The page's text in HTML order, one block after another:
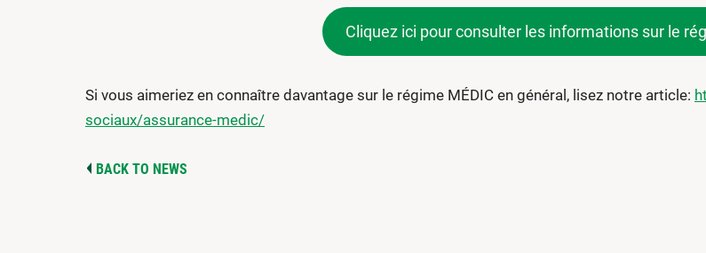
Cliquez ici pour consulter les informations sur le
Si vous aimeriez en connaître davantage sur le régime MÉDIC en général, lisez notre article:
sociaux/assurance-medic/
BACK TO NEWS